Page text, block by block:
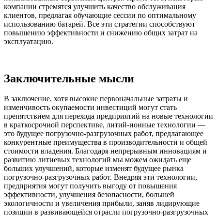
компании стремятся улучшить качество обслуживания
клиентов, предлагая обучающие сессии по оптимальному
использованию батарей. Все эти стратегии способствуют
повышению эффективности и снижению общих затрат на
эксплуатацию.
Заключительные мысли
В заключение, хотя высокие первоначальные затраты и
изменчивость окупаемости инвестиций могут стать
препятствием для перехода предприятий на новые технологии
в краткосрочной перспективе, литий-ионные технологии —
это будущее погрузочно-разгрузочных работ, предлагающее
конкурентные преимущества в производительности и общей
стоимости владения. Благодаря непрерывным инновациям и
развитию литиевых технологий мы можем ожидать еще
больших улучшений, которые изменят будущее рынка
погрузочно-разгрузочных работ. Внедряя эти технологии,
предприятия могут получить выгоду от повышения
эффективности, улучшения безопасности, большей
экологичности и увеличения прибыли, заняв лидирующие
позиции в развивающейся отрасли погрузочно-разгрузочных